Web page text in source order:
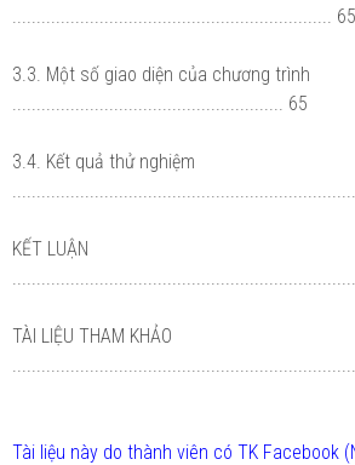
.................................................................. 65
3.3. Một số giao diện của chương trình
........................................................ 65
3.4. Kết quả thử nghiệm
KẾT LUẬN
TÀI LIỆU THAM KHẢO
Tài liệu này do thành viên có TK Facebook